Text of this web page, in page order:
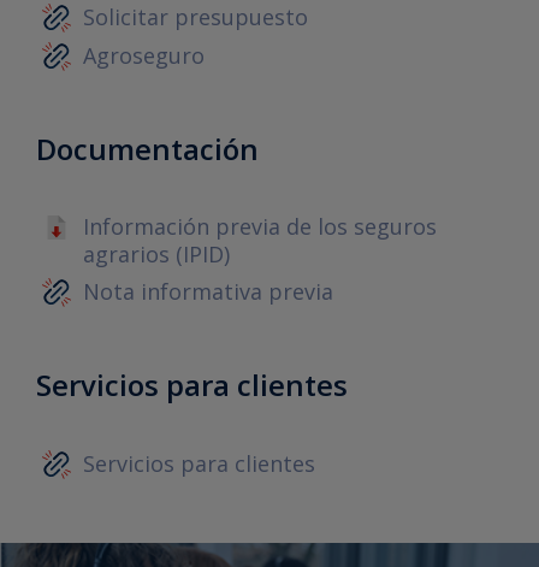
Solicitar presupuesto
Agroseguro
Documentación
Información previa de los seguros
agrarios (IPID)
Nota informativa previa
Servicios para clientes
Servicios para clientes